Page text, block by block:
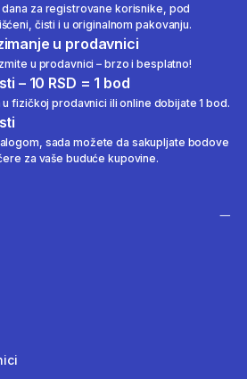
za registrovane korisnike, pod
čisti i u originalnom pakovanju.
u prodavnici
u prodavnici – brzo i besplatno!
– 10 RSD = 1 bod
u fizičkoj prodavnici ili online dobijate 1 bod.
sada možete da sakupljate bodove
za vaše buduće kupovine.